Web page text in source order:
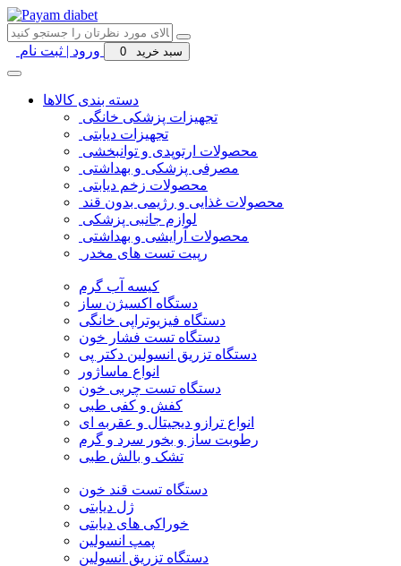
ورود | ثبت نام سبد خرید 0
دسته بندی کالاها
تجهیزات پزشکی خانگی
تجهیزات دیابتی
محصولات ارتوپدی و توانبخشی
مصرفی پزشکی و بهداشتی
محصولات زخم دیابتی
محصولات غذایی و رژیمی بدون قند
لوازم جانبی پزشکی
محصولات آرایشی و بهداشتی
رپیت تست های مخدر
کیسه آب گرم
دستگاه اکسیژن ساز
دستگاه فیزیوتراپی خانگی
دستگاه تست فشار خون
دستگاه تزریق انسولین دکتر پی
انواع ماساژور
دستگاه تست چربی خون
کفش و کفی طبی
انواع ترازو دیجیتال و عقربه ای
رطوبت ساز و بخور سرد و گرم
تشک و بالش طبی
دستگاه تست قند خون
ژل دیابتی
خوراکی های دیابتی
پمپ انسولین
دستگاه تزریق انسولین